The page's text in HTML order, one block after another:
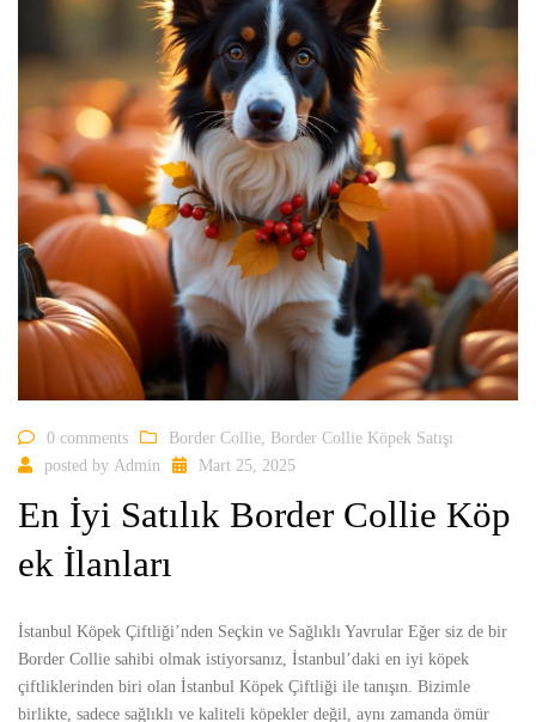
0 comments Border Collie, Border Collie Köpek Satışı
posted by Admin Mart 25, 2025
En İyi Satılık Border Collie Köp
ek İlanları
İstanbul Köpek Çiftliği’nden Seçkin ve Sağlıklı Yavrular Eğer siz de bir
Border Collie sahibi olmak istiyorsanız, İstanbul’daki en iyi köpek
çiftliklerinden biri olan İstanbul Köpek Çiftliği ile tanışın. Bizimle
birlikte, sadece sağlıklı ve kaliteli köpekler değil, aynı zamanda ömür